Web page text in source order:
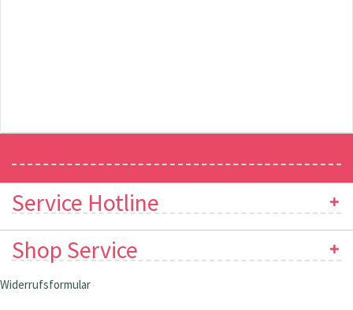
Service Hotline
Shop Service
Widerrufsformular